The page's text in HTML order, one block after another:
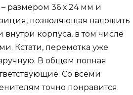
размером 36 х 24 мм и
позволяющая наложить
корпуса, в том числе
Кстати, перемотка уже
В общем полная
Со всеми
точно понравится.